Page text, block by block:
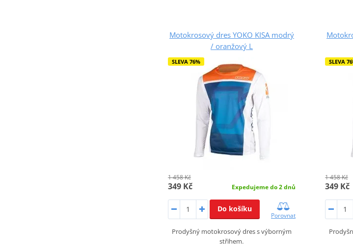
Motokrosový dres YOKO KISA modrý
/ oranžový L
SLEVA 76%
1 458 Kč
349 Kč Expedujeme do 2 dnů
Do košíku
Porovnat
Prodyšný motokrosový dres s výborným
střihem.
SLEVA
1 458 Kč
349 Kč